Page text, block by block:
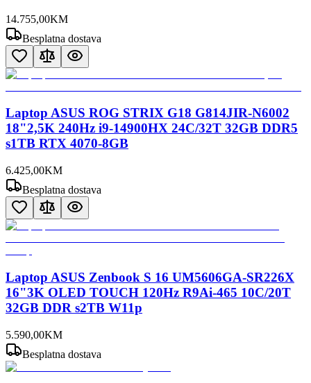
14.755,00KM
Besplatna dostava
Laptop ASUS ROG STRIX G18 G814JIR-N6002
18"2,5K 240Hz i9-14900HX 24C/32T 32GB DDR5
s1TB RTX 4070-8GB
6.425,00KM
Besplatna dostava
Laptop ASUS Zenbook S 16 UM5606GA-SR226X
16"3K OLED TOUCH 120Hz R9Ai-465 10C/20T
32GB DDR s2TB W11p
5.590,00KM
Besplatna dostava